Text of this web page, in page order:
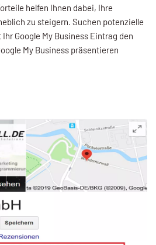
helfen Ihnen dabei, Ihre
zu steigern. Suchen potenzielle
Google My Business Eintrag den
My Business präsentieren